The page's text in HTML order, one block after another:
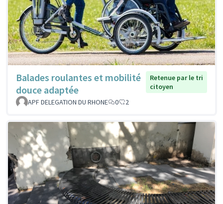
Balades roulantes et mobilité
douce adaptée
Retenue par le tri
citoyen
APF DELEGATION DU RHONE
0 2